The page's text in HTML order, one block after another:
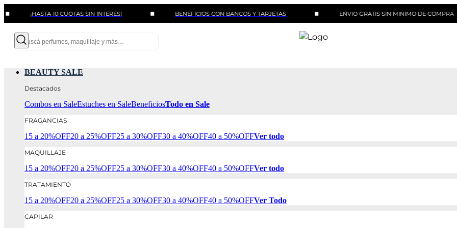
¡HASTA 10 CUOTAS SIN INTERÉS! BENEFICIOS CON BANCOS Y TARJETAS ENVIO GRATIS SIN MINIMO DE COMPRA
BEAUTY SALE
Destacados
Combos en SaleEstuches en SaleBeneficiosTodo en Sale
FRAGANCIAS
15 a 20%OFF20 a 25%OFF25 a 30%OFF30 a 40%OFF40 a 50%OFFVer todo
MAQUILLAJE
15 a 20%OFF20 a 25%OFF25 a 30%OFF30 a 40%OFF40 a 50%OFFVer todo
TRATAMIENTO
15 a 20%OFF20 a 25%OFF25 a 30%OFF30 a 40%OFF40 a 50%OFFVer Todo
CAPILAR